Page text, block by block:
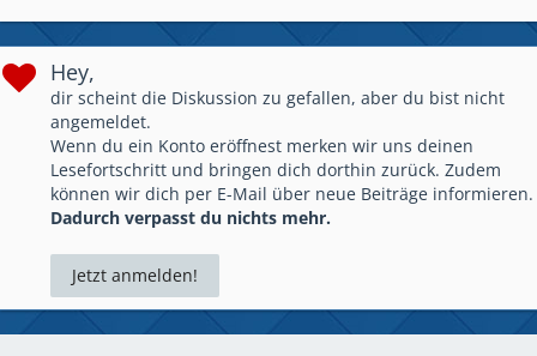
Hey,
dir scheint die Diskussion zu gefallen, aber du bist nicht
angemeldet.
Wenn du ein Konto eröffnest merken wir uns deinen
Lesefortschritt und bringen dich dorthin zurück. Zudem
können wir dich per E-Mail über neue Beiträge informieren.
Dadurch verpasst du nichts mehr.
Jetzt anmelden!